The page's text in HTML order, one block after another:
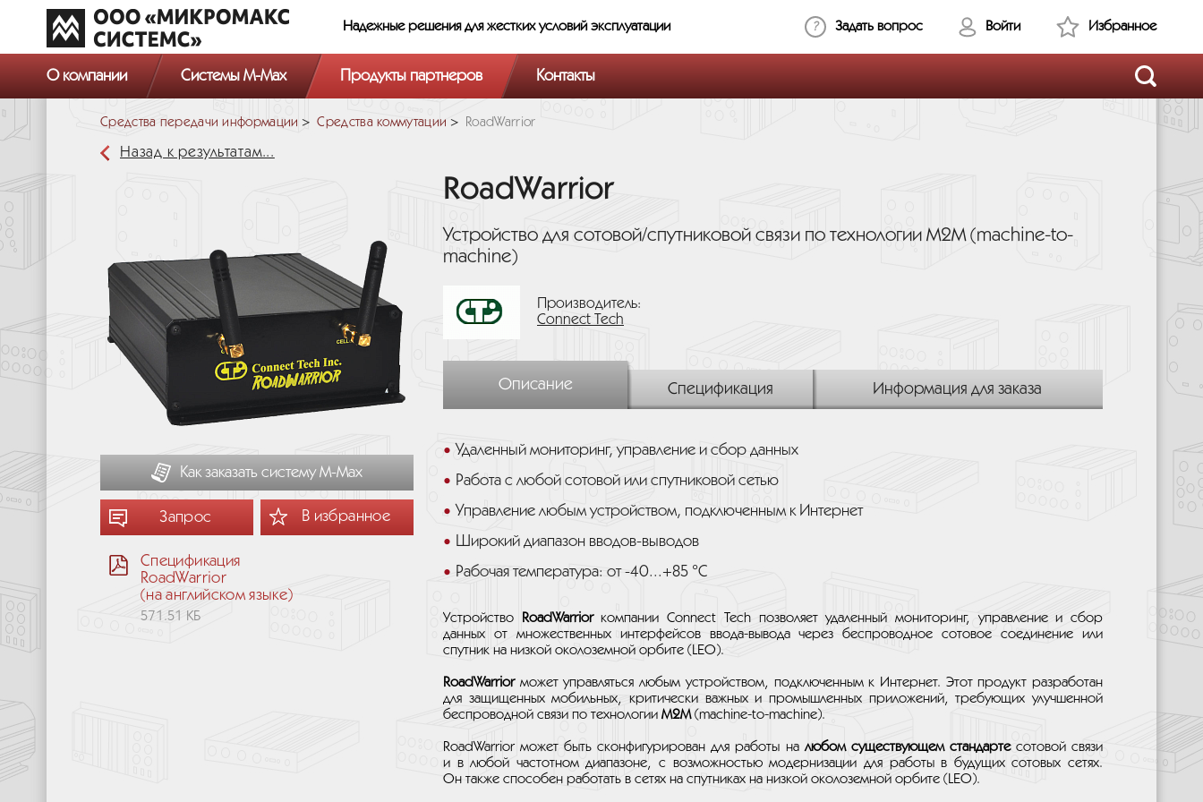
Надежные решения для жестких условий эксплуатации Задать вопрос Войти Избранное
О компании Системы M-Max Продукты партнеров Контакты
Средства передачи информации Средства коммутации RoadWarrior
Назад к результатам...
Как заказать систему М-Мах
Запрос В избранное
Спецификация
RoadWarrior
(на английском языке)
571.51 КБ
RoadWarrior
Устройство для сотовой/спутниковой связи по технологии M2M (machine-to-
machine)
Производитель:
Connect Tech
Описание Спецификация Информация для заказа
Удаленный мониторинг, управление и сбор данных
Работа с любой сотовой или спутниковой сетью
Управление любым устройством, подключенным к Интернет
Широкий диапазон вводов-выводов
Рабочая температура: от -40...+85 °C
Устройство RoadWarriorкомпании Connect Tech позволяет удаленный мониторинг, управление и сбор
данных от множественных интерфейсов ввода-вывода через беспроводное сотовое соединение или
спутник на низкой околоземной орбите (LEO).
RoadWarriorможет управляться любым устройством, подключенным к Интернет. Этот продукт разработан
для защищенных мобильных, критически важных и промышленных приложений, требующих улучшенной
беспроводной связи по технологии M2M(machine-to-machine).
RoadWarrior может быть сконфигурирован для работы налюбом существующем стандартесотовой связи
и в любой частотном диапазоне, с возможностью модернизации для работы в будущих сотовых сетях.
Он также способен работать в сетях на спутниках на низкой околоземной орбите (LEO).